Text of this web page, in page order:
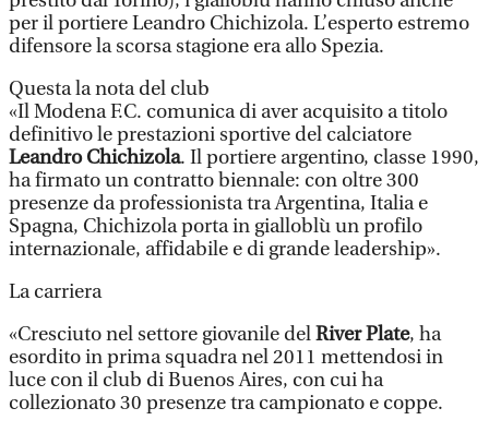
per il portiere Leandro Chichizola. L’esperto estremo
difensore la scorsa stagione era allo Spezia.
Questa la nota del club
«Il Modena F.C. comunica di aver acquisito a titolo
definitivo le prestazioni sportive del calciatore
Leandro Chichizola. Il portiere argentino, classe 1990,
ha firmato un contratto biennale: con oltre 300
presenze da professionista tra Argentina, Italia e
Spagna, Chichizola porta in gialloblù un profilo
internazionale, affidabile e di grande leadership».
La carriera
«Cresciuto nel settore giovanile delRiver Plate, ha
esordito in prima squadra nel 2011 mettendosi in
luce con il club di Buenos Aires, con cui ha
collezionato 30 presenze tra campionato e coppe.